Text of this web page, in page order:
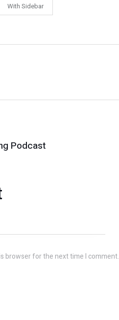
With Sidebar
Podcast
browser for the next time I comment.